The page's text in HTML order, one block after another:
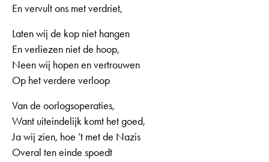
En vervult ons met verdriet,
Laten wij de kop niet hangen
En verliezen niet de hoop,
Neen wij hopen en vertrouwen
Op het verdere verloop
Van de oorlogsoperaties,
Want uiteindelijk komt het goed,
Ja wij zien, hoe ’t met de Nazis
Overal ten einde spoedt